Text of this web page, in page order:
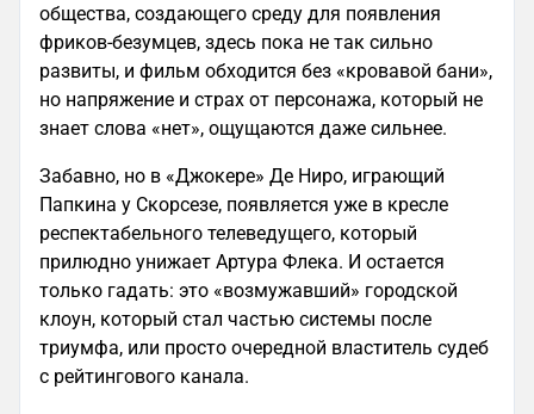
общества, создающего среду для появления
фриков-безумцев, здесь пока не так сильно
развиты, и фильм обходится без «кровавой бани»,
но напряжение и страх от персонажа, который не
знает слова «нет», ощущаются даже сильнее.
Забавно, но в «Джокере» Де Ниро, играющий
Папкина у Скорсезе, появляется уже в кресле
респектабельного телеведущего, который
прилюдно унижает Артура Флека. И остается
только гадать: это «возмужавший» городской
клоун, который стал частью системы после
триумфа, или просто очередной властитель судеб
с рейтингового канала.